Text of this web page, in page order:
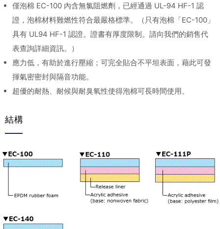
僅泡棉 EC-100 內含無氯阻燃劑，已經通過 UL-94 HF-1 認
證，泡棉材料難燃性符合最嚴格標準。（只有泡棉「EC-100」
具有 UL94 HF-1 認證。證書有厚度限制。請向我們的銷售代
表查詢詳細資訊。）
應力低，有助於進行壓縮；可完全貼合不平坦表面，藉此可發
揮氣密密封與隔音功能。
超優的耐熱、耐候與耐臭氧性使得泡棉可長時間使用。
結構